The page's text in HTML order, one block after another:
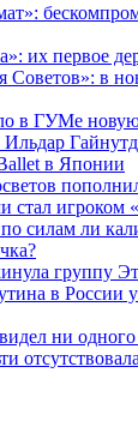
их первое
в
в ГУМе
в Японии
стал игроком
силам ли
группу
в России
ни